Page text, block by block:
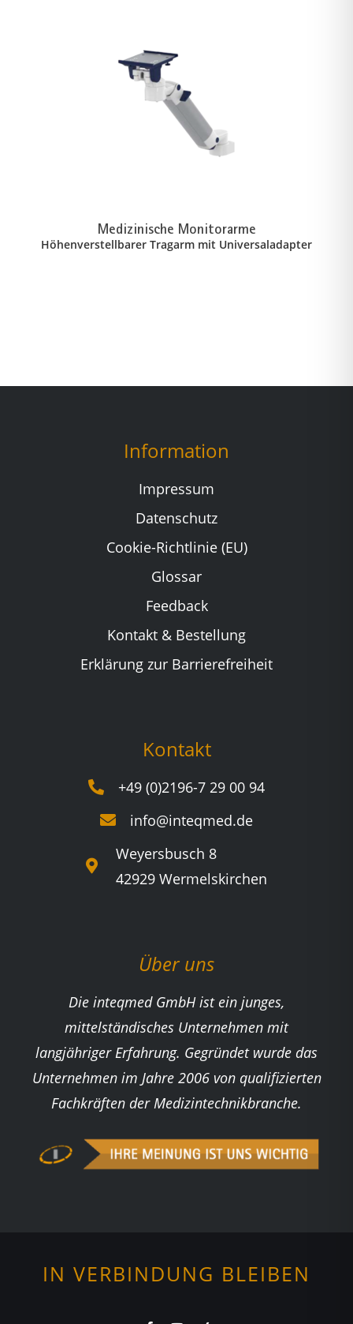
Medizinische Monitorarme
Höhenverstellbarer Tragarm mit Universaladapter
Information
Impressum
Datenschutz
Cookie-Richtlinie (EU)
Glossar
Feedback
Kontakt & Bestellung
Erklärung zur Barrierefreiheit
Kontakt
+49 (0)2196-7 29 00 94
info@inteqmed.de
Weyersbusch 8
42929 Wermelskirchen
Über uns
Die inteqmed GmbH ist ein junges,
mittelständisches Unternehmen mit
langjähriger Erfahrung. Gegründet wurde das
Unternehmen im Jahre 2006 von qualifizierten
Fachkräften der Medizintechnikbranche.
IN VERBINDUNG BLEIBEN